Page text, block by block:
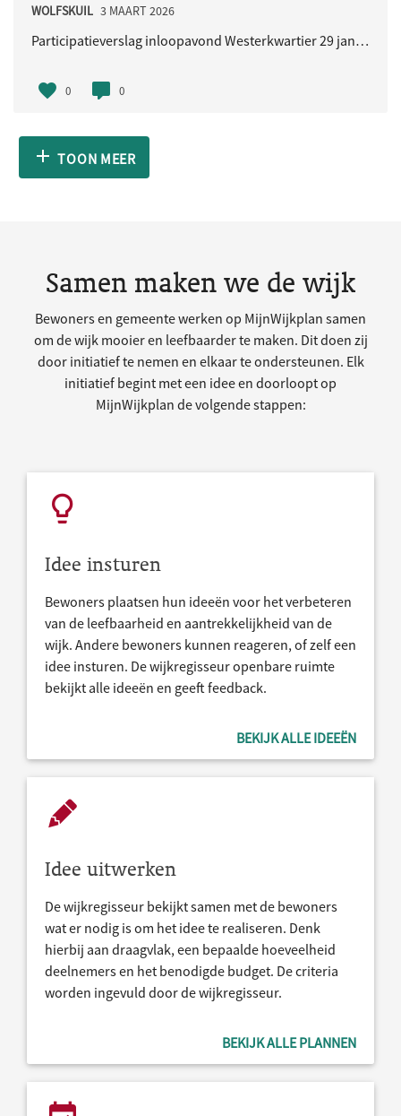
WOLFSKUIL 3 MAART 2026
Participatieverslag inloopavond Westerkwartier 29 januari 2026
0 0
TOON MEER
Samen maken we de wijk
Bewoners en gemeente werken op MijnWijkplan samen
om de wijk mooier en leefbaarder te maken. Dit doen zij
door initiatief te nemen en elkaar te ondersteunen. Elk
initiatief begint met een idee en doorloopt op
MijnWijkplan de volgende stappen:
Idee insturen
Bewoners plaatsen hun ideeën voor het verbeteren
van de leefbaarheid en aantrekkelijkheid van de
wijk. Andere bewoners kunnen reageren, of zelf een
idee insturen. De wijkregisseur openbare ruimte
bekijkt alle ideeën en geeft feedback.
BEKIJK ALLE IDEEËN
Idee uitwerken
De wijkregisseur bekijkt samen met de bewoners
wat er nodig is om het idee te realiseren. Denk
hierbij aan draagvlak, een bepaalde hoeveelheid
deelnemers en het benodigde budget. De criteria
worden ingevuld door de wijkregisseur.
BEKIJK ALLE PLANNEN